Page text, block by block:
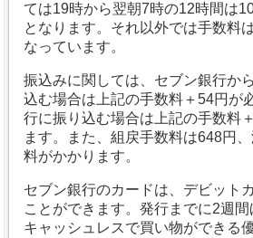
ては19時から翌朝7時の12時間は
となります。それ以外では手数料
なっています。
振込みに関しては、セブン銀行か
込む場合は上記の手数料＋54円が
行に振り込む場合は上記の手数料
ます。
また、組戻手数料は648円
料がかかります。
セブン銀行のカードは、デビット
ことができます。発行までに2週間
キャッシュレスで買い物ができる